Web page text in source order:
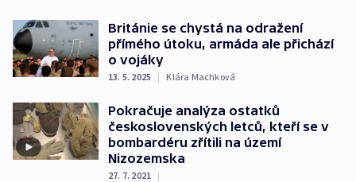
Británie se chystá na odražení
přímého útoku, armáda ale přichází
o vojáky
13. 5. 2025 | Klára Machková
Pokračuje analýza ostatků
československých letců, kteří se v
bombardéru zřítili na území
Nizozemska
27. 7. 2021 |